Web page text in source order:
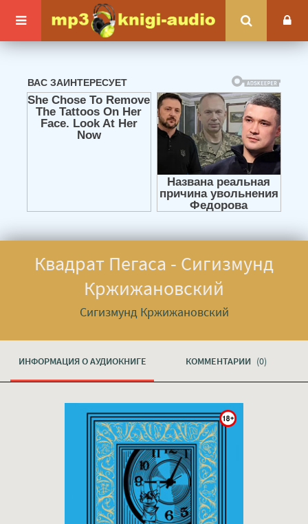
Квадрат Пегаса - Сигизмунд
Кржижановский
Сигизмунд Кржижановский
ИНФОРМАЦИЯ О АУДИОКНИГЕ КОММЕНТАРИИ (0)